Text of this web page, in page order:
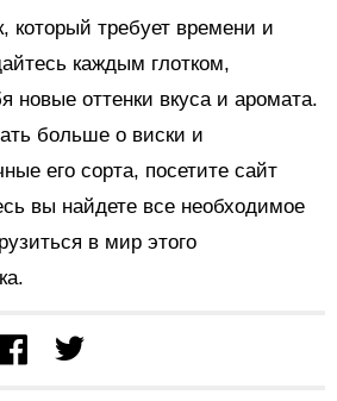
который требует времени и
каждым глотком,
новые оттенки вкуса и аромата.
больше о виски и
его сорта, посетите сайт
вы найдете все необходимое
в мир этого